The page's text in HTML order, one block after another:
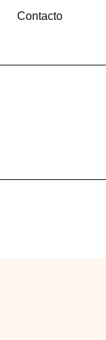
Contacto